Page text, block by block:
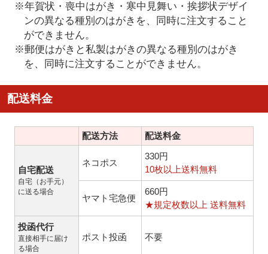
※年賀状・喪中はがき・寒中見舞い・挨拶状デザイ
ンの異なる種別のはがきを、同時に注文すること
ができません。
※郵便はがきと私製はがきの異なる種別のはがき
を、同時に注文することができません。
配送料金
配送方法 配送料金
自宅配送
自宅（お手元）
に送る場合
ネコポス
330円
10枚以上送料無料
ヤマト宅急便
660円
★規定枚数以上 送料無料
投函代行
直接相手に届け
る場合
ポスト投函 不要